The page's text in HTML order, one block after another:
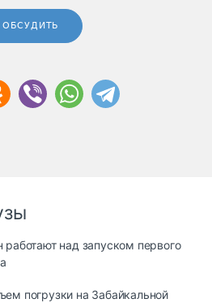
ОБСУДИТЬ
работают над запуском первого
погрузки на Забайкальной